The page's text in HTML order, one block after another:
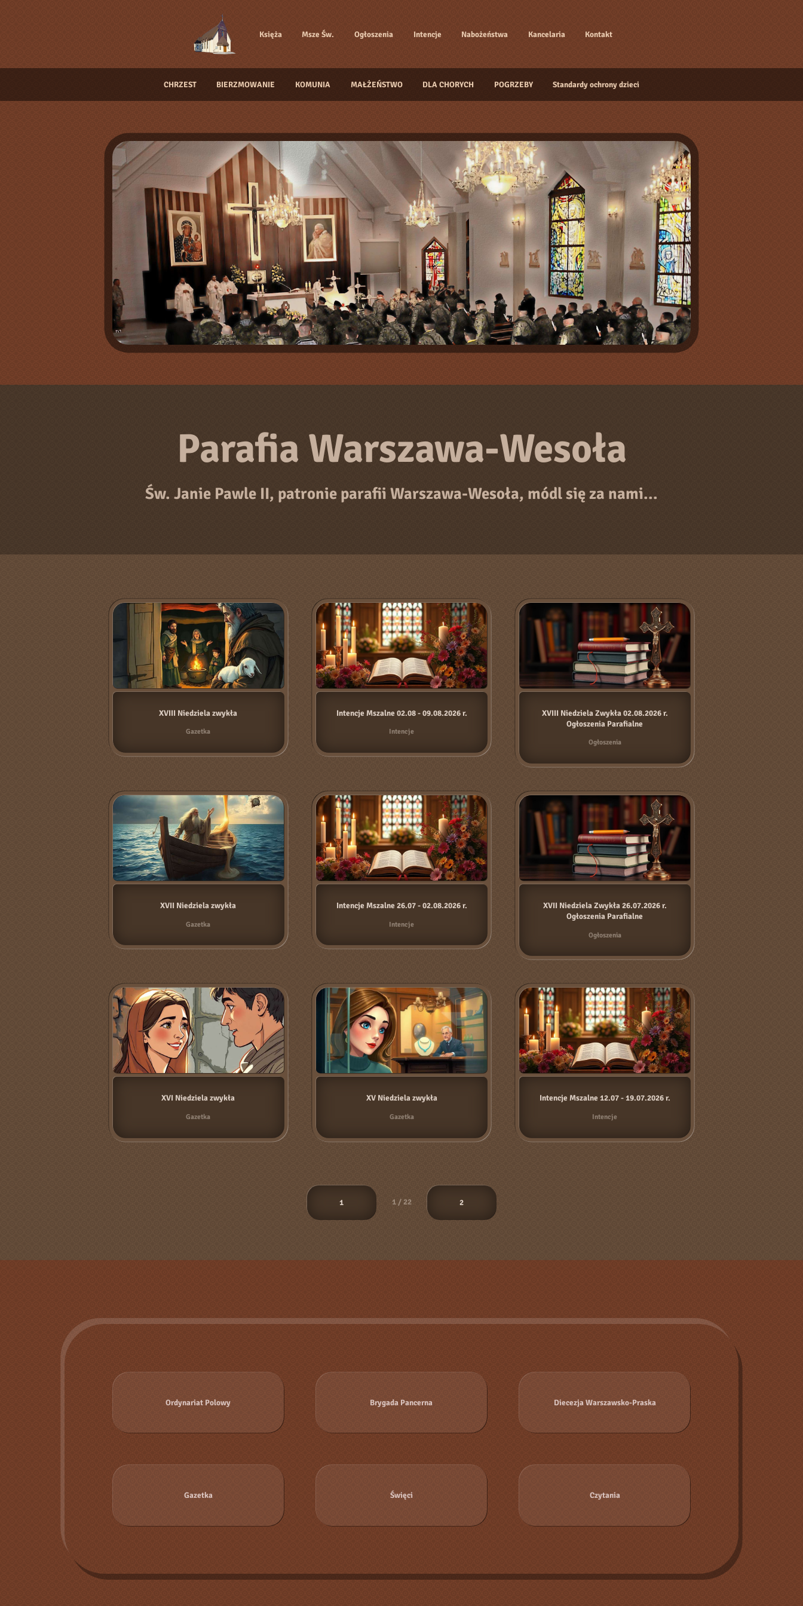
Księża Msze Św. Ogłoszenia Intencje Nabożeństwa Kancelaria Kontakt
CHRZEST BIERZMOWANIE KOMUNIA MAŁŻEŃSTWO DLA CHORYCH POGRZEBY Standardy ochrony dzieci
Parafia Warszawa-Wesoła
Św. Janie Pawle II, patronie parafii Warszawa-Wesoła, módl się za nami...
XVIII Niedziela zwykła
Gazetka
Intencje Mszalne 02.08 - 09.08.2026 r.
Intencje
XVIII Niedziela Zwykła 02.08.2026 r.
Ogłoszenia Parafialne
Ogłoszenia
XVII Niedziela zwykła
Gazetka
Intencje Mszalne 26.07 - 02.08.2026 r.
Intencje
XVII Niedziela Zwykła 26.07.2026 r.
Ogłoszenia Parafialne
Ogłoszenia
XVI Niedziela zwykła
Gazetka
XV Niedziela zwykła
Gazetka
Intencje Mszalne 12.07 - 19.07.2026 r.
Intencje
1 / 22
Ordynariat Polowy Brygada Pancerna Diecezja Warszawsko-Praska
Gazetka Święci Czytania